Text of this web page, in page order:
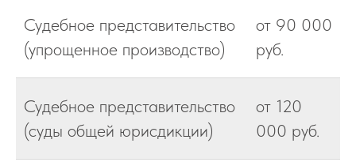
Судебное представительство
(упрощенное производство)
от 90 000
руб.
Судебное представительство
(суды общей юрисдикции)
от 120
000 руб.